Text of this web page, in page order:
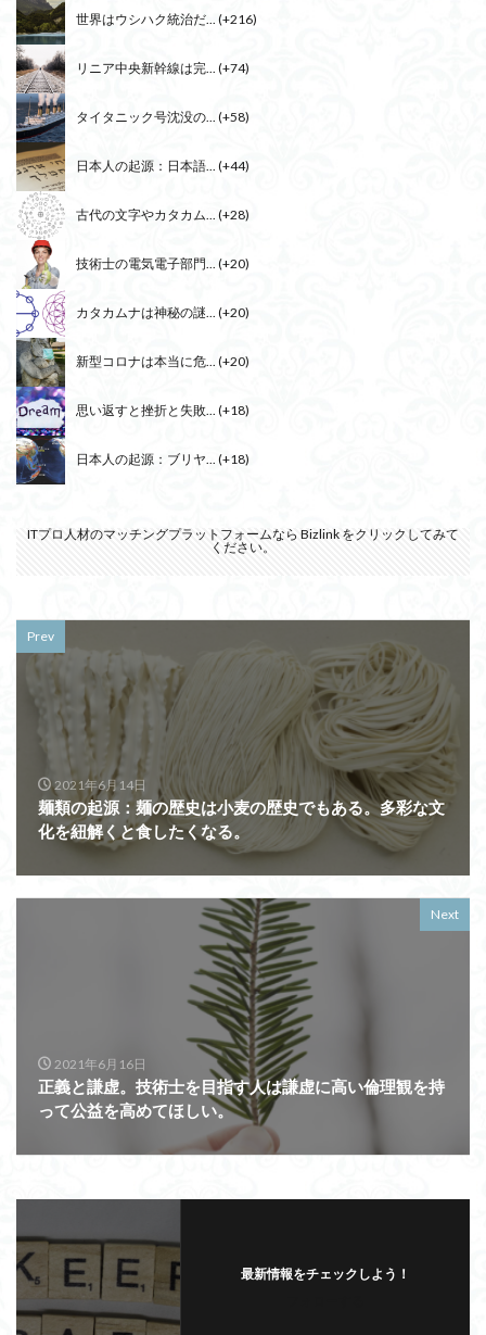
世界はウシハク統治だ... +216
リニア中央新幹線は完... +74
タイタニック号沈没の... +58
日本人の起源：日本語... +44
古代の文字やカタカム... +28
技術士の電気電子部門... +20
カタカムナは神秘の謎... +20
新型コロナは本当に危... +20
思い返すと挫折と失敗... +18
日本人の起源：ブリヤ... +18
ITプロ人材のマッチングプラットフォームなら Bizlink をクリックしてみて
ください。
Prev
2021年6月14日
麺類の起源：麺の歴史は小麦の歴史でもある。多彩な文
化を紐解くと食したくなる。
Next
2021年6月16日
正義と謙虚。技術士を目指す人は謙虚に高い倫理観を持
って公益を高めてほしい。
最新情報をチェックしよう！